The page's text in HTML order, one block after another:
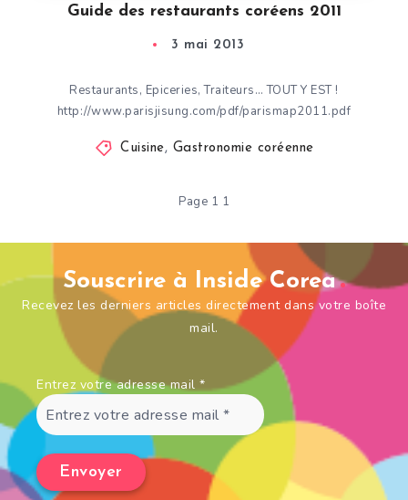
Guide des restaurants coréens 2011
3 mai 2013
Restaurants, Epiceries, Traiteurs… TOUT Y EST !
http://www.parisjisung.com/pdf/parismap2011.pdf
Cuisine, Gastronomie coréenne
Page 1 1
Souscrire à Inside Corea
Recevez les derniers articles directement dans votre boîte
mail.
Entrez votre adresse mail *